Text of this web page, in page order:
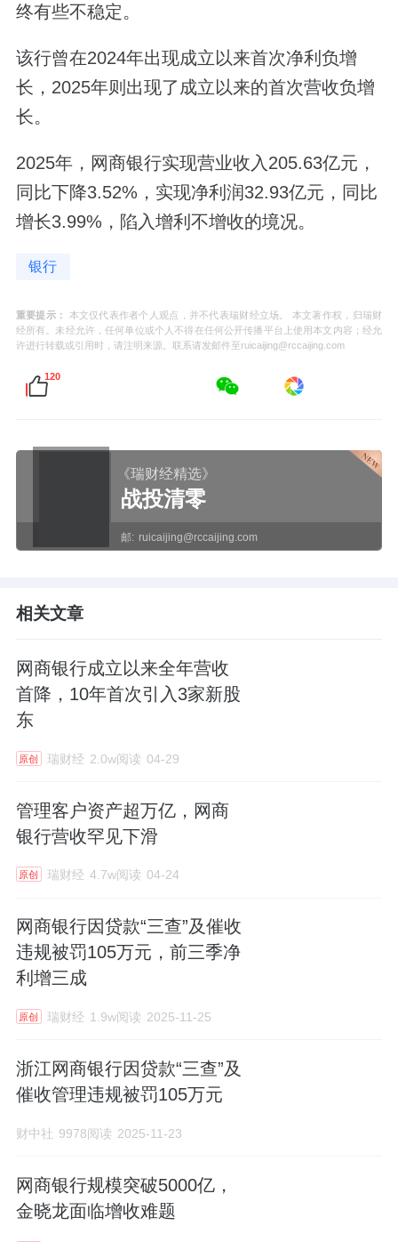
终有些不稳定。
该行曾在2024年出现成立以来首次净利负增
长，2025年则出现了成立以来的首次营收负增
长。
2025年，网商银行实现营业收入205.63亿元，
同比下降3.52%，实现净利润32.93亿元，同比
增长3.99%，陷入增利不增收的境况。
银行
重要提示：
本文仅代表作者个人观点，并不代表瑞财经立场。 本文著作权，归瑞财
经所有。未经允许，任何单位或个人不得在任何公开传播平台上使用本文内容；经允
许进行转载或引用时，请注明来源。联系请发邮件至ruicaijing@rccaijing.com
120
《瑞财经精选》
战投清零
邮: ruicaijing@rccaijing.com
相关文章
网商银行成立以来全年营收
首降，10年首次引入3家新股
东
原创 瑞财经 2.0w阅读 04-29
管理客户资产超万亿，网商
银行营收罕见下滑
原创 瑞财经 4.7w阅读 04-24
网商银行因贷款“三查”及催收
违规被罚105万元，前三季净
利增三成
原创 瑞财经 1.9w阅读 2025-11-25
浙江网商银行因贷款“三查”及
催收管理违规被罚105万元
财中社 9978阅读 2025-11-23
网商银行规模突破5000亿，
金晓龙面临增收难题